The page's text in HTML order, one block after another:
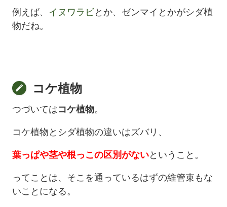
例えば、 イヌワラビとか、ゼンマイとかがシダ植
物だね。
コケ植物
つづいてはコケ植物。
コケ植物とシダ植物の違いはズバリ、
葉っぱや茎や根っこの区別がないということ。
ってことは、そこを通っているはずの維管束もな
いことになる。